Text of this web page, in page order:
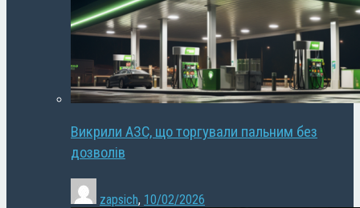
Викрили АЗС, що торгували пальним без
дозволів
zapsich, 10/02/2026